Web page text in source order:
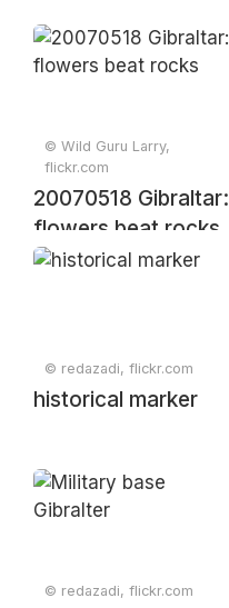
© Wild Guru Larry,
flickr.com
20070518 Gibraltar:
flowers beat rocks
© redazadi, flickr.com
historical marker
© redazadi, flickr.com